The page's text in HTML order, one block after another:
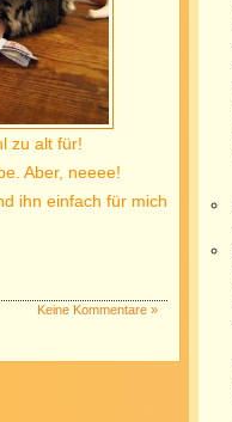
zu alt für!
Aber, neeee!
ihn einfach für mich
Keine Kommentare »